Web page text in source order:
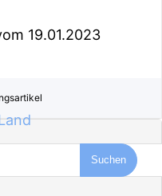
19.01.2023